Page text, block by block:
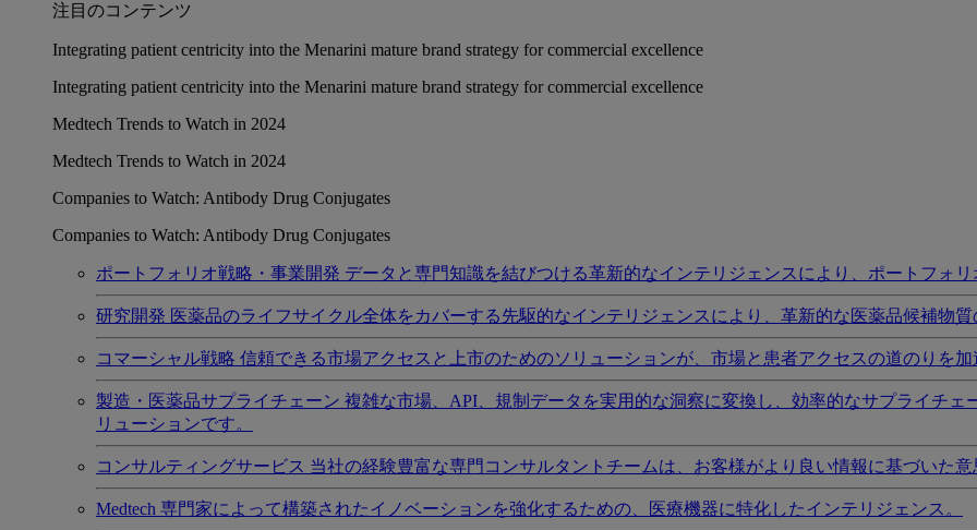
注目のコンテンツ
Integrating patient centricity into the Menarini mature brand strategy for commercial excellence
Integrating patient centricity into the Menarini mature brand strategy for commercial excellence
Medtech Trends to Watch in 2024
Medtech Trends to Watch in 2024
Companies to Watch: Antibody Drug Conjugates
Companies to Watch: Antibody Drug Conjugates
ポートフォリオ戦略・事業開発 データと専門知識を結びつける革新的なインテリジェンスにより、ポートフォリ
研究開発 医薬品のライフサイクル全体をカバーする先駆的なインテリジェンスにより、革新的な医薬品候補物
コマーシャル戦略 信頼できる市場アクセスと上市のためのソリューションが、市場と患者アクセスの道のりを加
製造・医薬品サプライチェーン 複雑な市場、API、規制データを実用的な洞察に変換し、効率的なサプライチ
リューションです。
コンサルティングサービス 当社の経験豊富な専門コンサルタントチームは、お客様がより良い情報に基づいた意
Medtech 専門家によって構築されたイノベーションを強化するための、医療機器に特化したインテリジェンス。